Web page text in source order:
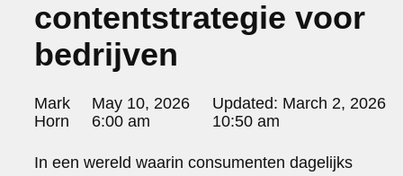
portraits 2
portraits 3
fd gazellen 2014
sanoma view 2014 – annual report
het zuiderlicht
thomas van luyn
parool christmas special
contentstrategie voor
bedrijven
Posted
by:
Mark
Horn
May 10, 2026
6:00 am
Updated: March 2, 2026
10:50 am
In een wereld waarin consumenten dagelijks